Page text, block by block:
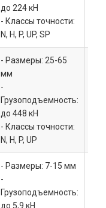
до 224 кН
- Классы точности:
N, H, P, UP, SP
- Размеры: 25-65
мм
-
Грузоподъемность:
до 448 кН
- Классы точности:
N, H, P, UP
- Размеры: 7-15 мм
-
Грузоподъемность:
до 5,9 кН